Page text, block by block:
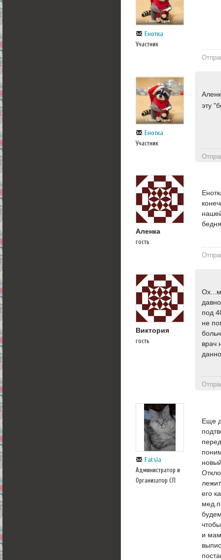
Енотка
Участник
Енотка
Участник
эту
Аленка
гость
Виктория
гость
под
не
врач
Fatsia
Администратор и
Организатор СП
Еще
его
и